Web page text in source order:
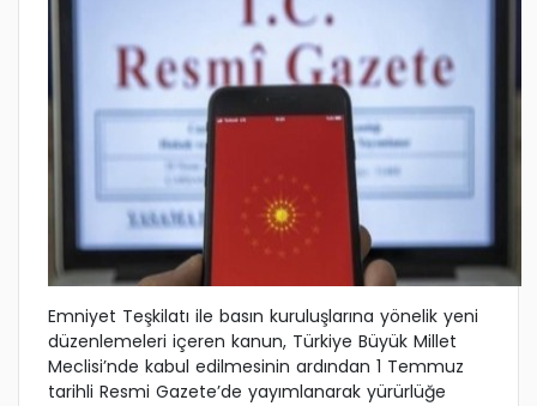
Emniyet Teşkilatı ile basın kuruluşlarına yönelik yeni
düzenlemeleri içeren kanun, Türkiye Büyük Millet
Meclisi’nde kabul edilmesinin ardından 1 Temmuz
tarihli Resmi Gazete’de yayımlanarak yürürlüğe